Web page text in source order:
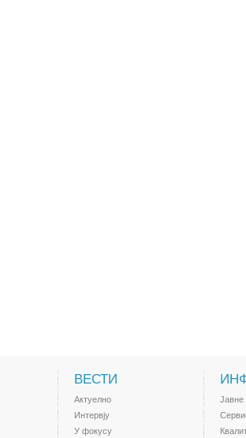
ВЕСТИ
Актуелно
Интервју
У фокусу
Јавне